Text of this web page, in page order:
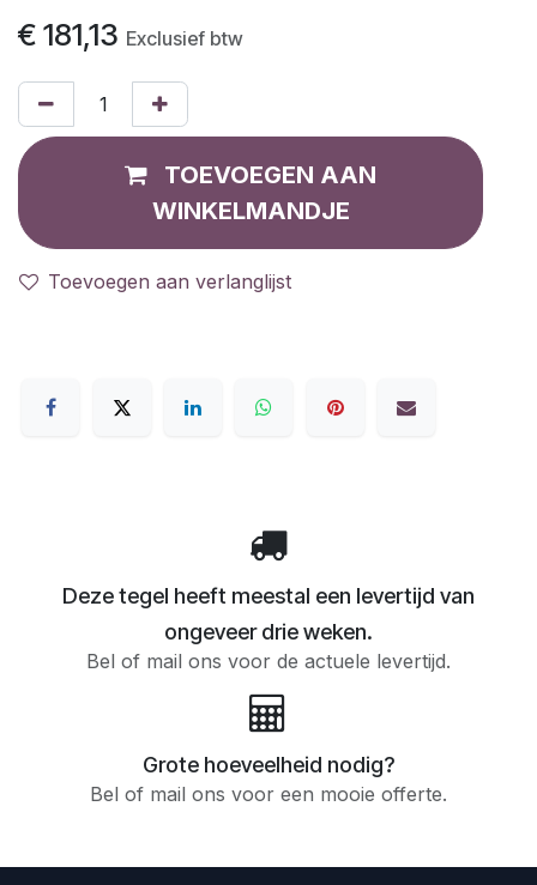
€ 181,13 Exclusief btw
TOEVOEGEN AAN
WINKELMANDJE
Toevoegen aan verlanglijst
Deze tegel heeft meestal een levertijd van
ongeveer drie weken.
Bel of mail ons voor de actuele levertijd.
Grote hoeveelheid nodig?
Bel of mail ons voor een mooie offerte.